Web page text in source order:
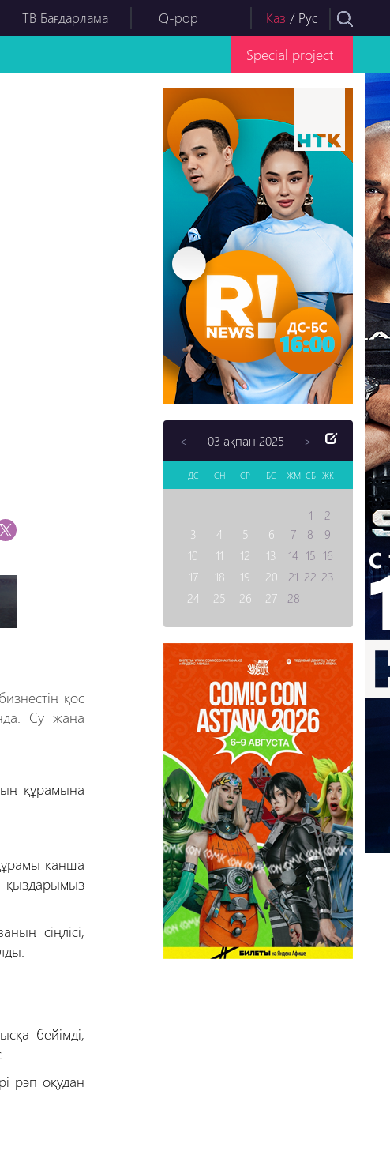
Каз / Рус
ТВ Бағдарлама Q-pop
Special project
қос
Су жаңа
құрамына
қанша
қыздарымыз
сіңлісі,
бейімді,
рэп оқудан
< 03 ақпан 2025 >
ДС СН СР БС ЖМ СБ ЖК
1
2
3
4 5 6 7 8
9
10
11 12 13 14 15 16
17
18 19 20 21 22 23
24
25 26 27 28